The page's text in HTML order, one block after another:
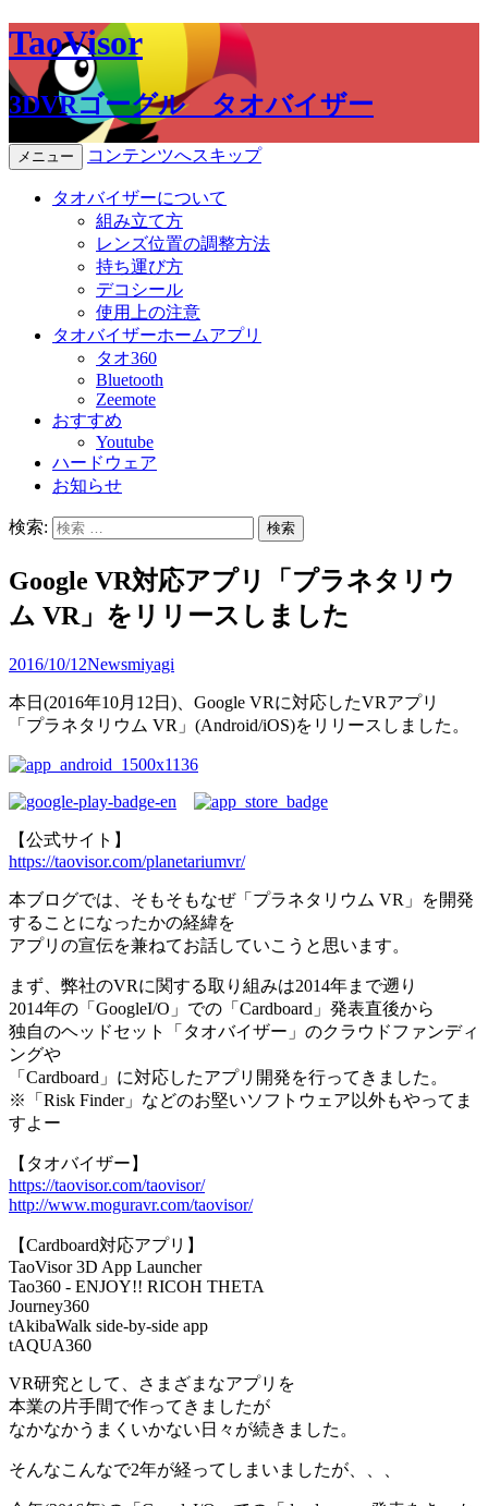
TaoVisor
3DVRゴーグル タオバイザー
メニュー コンテンツへスキップ
タオバイザーについて
組み立て方
レンズ位置の調整方法
持ち運び方
デコシール
使用上の注意
タオバイザーホームアプリ
タオ360
Bluetooth
Zeemote
おすすめ
Youtube
ハードウェア
お知らせ
検索:
Google VR対応アプリ「プラネタリウ
ム VR」をリリースしました
2016/10/12Newsmiyagi
本日(2016年10月12日)、Google VRに対応したVRアプリ
「プラネタリウム VR」(Android/iOS)をリリースしました。
【公式サイト】
https://taovisor.com/planetariumvr/
本ブログでは、そもそもなぜ「プラネタリウム VR」を開発
することになったかの経緯を
アプリの宣伝を兼ねてお話していこうと思います。
まず、弊社のVRに関する取り組みは2014年まで遡り
2014年の「GoogleI/O」での「Cardboard」発表直後から
独自のヘッドセット「タオバイザー」のクラウドファンディ
ングや
「Cardboard」に対応したアプリ開発を行ってきました。
※「Risk Finder」などのお堅いソフトウェア以外もやってま
すよー
【タオバイザー】
https://taovisor.com/taovisor/
http://www.moguravr.com/taovisor/
【Cardboard対応アプリ】
TaoVisor 3D App Launcher
Tao360 - ENJOY!! RICOH THETA
Journey360
tAkibaWalk side-by-side app
tAQUA360
VR研究として、さまざまなアプリを
本業の片手間で作ってきましたが
なかなかうまくいかない日々が続きました。
そんなこんなで2年が経ってしまいましたが、、、